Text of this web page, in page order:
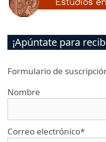
¡Apúntate para
Formulario de
Nombre
Correo electrónico*